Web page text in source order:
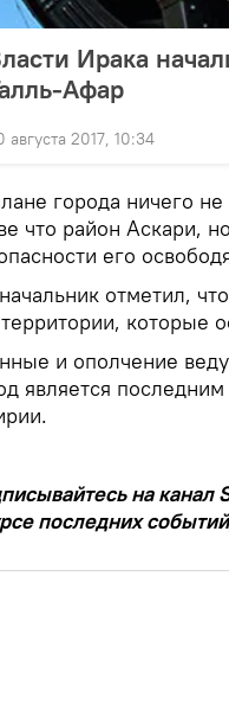
Ирака
Афар
августа 2017, 10:34
города ничего
что район Аскари,
его
отметил,
которые
и ополчение
является
на канал
последних